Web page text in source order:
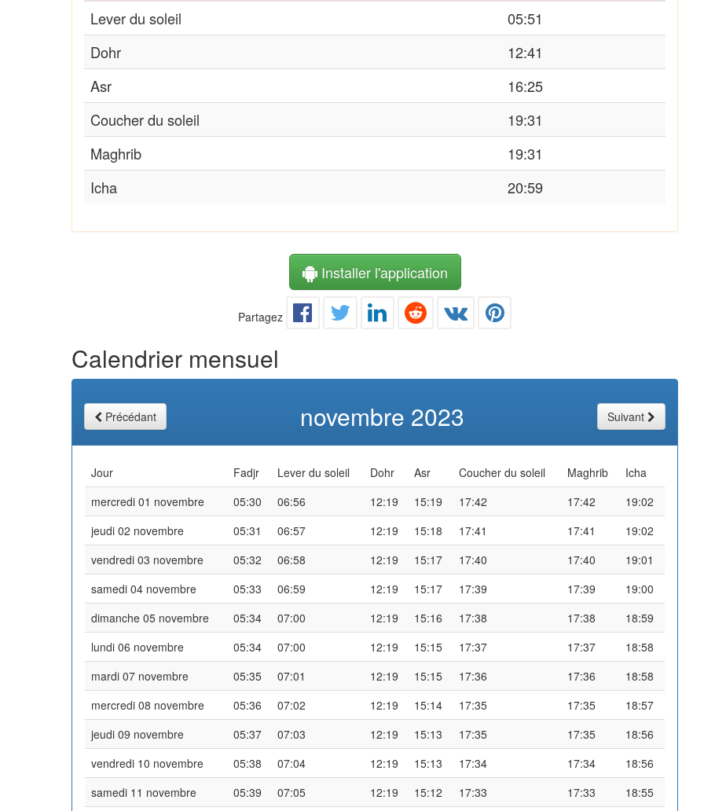
Lever du soleil
05:51
Dohr
12:41
Asr
16:25
Coucher du soleil
19:31
Maghrib
19:31
Icha
20:59
Installer l'application
Partagez
Calendrier mensuel
Précédant novembre 2023 Suivant
Jour Fadjr Lever du soleil Dohr Asr Coucher du soleil Maghrib
Icha
mercredi 01 novembre
05:30 06:56 12:19 15:19 17:42 17:42
19:02
jeudi 02 novembre
05:31 06:57 12:19 15:18 17:41 17:41
19:02
vendredi 03 novembre
05:32 06:58 12:19 15:17 17:40 17:40
19:01
samedi 04 novembre
05:33 06:59 12:19 15:17 17:39 17:39
19:00
dimanche 05 novembre
05:34 07:00 12:19 15:16 17:38 17:38
18:59
lundi 06 novembre
05:34 07:00 12:19 15:15 17:37 17:37
18:58
mardi 07 novembre
05:35 07:01 12:19 15:15 17:36 17:36
18:58
mercredi 08 novembre
05:36 07:02 12:19 15:14 17:35 17:35
18:57
jeudi 09 novembre
05:37 07:03 12:19 15:13 17:35 17:35
18:56
vendredi 10 novembre
05:38 07:04 12:19 15:13 17:34 17:34
18:56
samedi 11 novembre
05:39 07:05 12:19 15:12 17:33 17:33
18:55